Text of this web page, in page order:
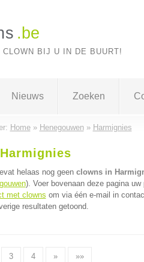
.be
CLOWN BIJ U IN DE BUURT!
Nieuws Zoeken
Home» Henegouwen» Harmignies
helaas nog geen clowns in
). Voer bovenaan deze pagina
met clowns om via één e-mail in
resultaten getoond.
3 4 » »»